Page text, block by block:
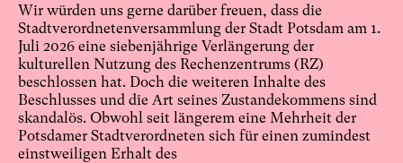
Wir würden uns gerne darüber freuen, dass die
Stadtverordnetenversammlung der Stadt Potsdam am 1.
Juli 2026 eine siebenjährige Verlängerung der
kulturellen Nutzung des Rechenzentrums (RZ)
beschlossen hat. Doch die weiteren Inhalte des
Beschlusses und die Art seines Zustandekommens sind
skandalös. Obwohl seit längerem eine Mehrheit der
Potsdamer Stadtverordneten sich für einen zumindest
einstweiligen Erhalt des